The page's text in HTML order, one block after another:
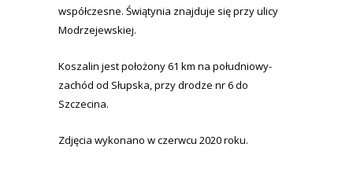
współczesne. Świątynia znajduje się przy ulicy
Modrzejewskiej.
Koszalin jest położony 61 km na południowy-
zachód od Słupska, przy drodze nr 6 do
Szczecina.
Zdjęcia wykonano w czerwcu 2020 roku.